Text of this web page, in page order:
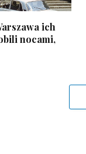
ich
nocami,